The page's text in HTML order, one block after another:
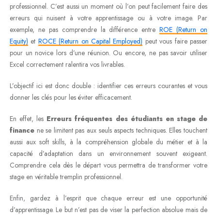
professionnel. C’est aussi un moment où l’on peut facilement faire des
erreurs qui nuisent à votre apprentissage ou à votre image. Par
exemple, ne pas comprendre la différence entreROE (Return on
Equity) et ROCE (Return on Capital Employed) peut vous faire passer
pour un novice lors d’une réunion. Ou encore, ne pas savoir utiliser
Excel correctement ralentira vos livrables.
L’objectif ici est donc double : identifier ces erreurs courantes et vous
donner les clés pour les éviter efficacement.
En effet, les Erreurs fréquentes des étudiants en stage de
finance ne se limitent pas aux seuls aspects techniques. Elles touchent
aussi aux soft skills, à la compréhension globale du métier et à la
capacité d’adaptation dans un environnement souvent exigeant.
Comprendre cela dès le départ vous permettra de transformer votre
stage en véritable tremplin professionnel.
Enfin, gardez à l’esprit que chaque erreur est une opportunité
d’apprentissage. Le but n’est pas de viser la perfection absolue mais de